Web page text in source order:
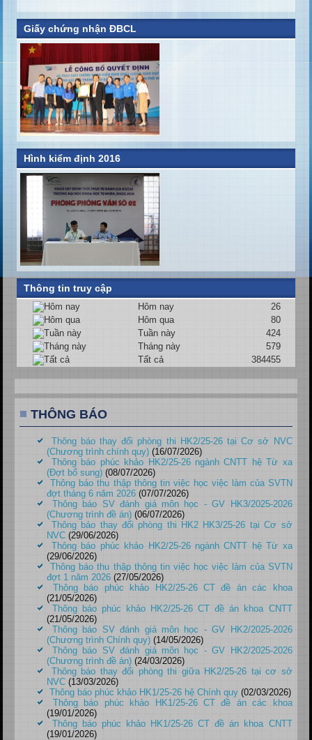
Giấy chứng nhận ĐBCL
Hình kiểm định 2016
Thông tin truy cập
Hôm nay
26
Hôm qua
80
Tuần này
424
Tháng này
579
Tất cả
384455
THÔNG BÁO
Thông báo thay đổi phòng thi HK2/25-26 tại Cơ sở NVC
(Chương trình chính quy) (16/07/2026)
Thông báo phúc khảo HK2/25-26 ngành CNTT hệ Từ xa
(Đợt bổ sung) (08/07/2026)
Thông báo thu thập thông tin việc học việc làm của SVTN
đợt tháng 6 năm 2026 (07/07/2026)
Thông báo SV đánh giá môn học - GV HK3/2025-2026
(Chương trình đề án) (06/07/2026)
Thông báo thay đổi phòng thi HK2 HK3/25-26 tại Cơ sở
NVC (29/06/2026)
Thông báo phúc khảo HK2/25-26 ngành CNTT hệ Từ xa
(29/06/2026)
Thông báo thu thập thông tin việc học việc làm của SVTN
đợt 1 năm 2026 (27/05/2026)
Thông báo phúc khảo HK2/25-26 CT đề án các khoa
(21/05/2026)
Thông báo phúc khảo HK2/25-26 CT đề án khoa CNTT
(21/05/2026)
Thông báo SV đánh giá môn học - GV HK2/2025-2026
(Chương trình Chính quy) (14/05/2026)
Thông báo SV đánh giá môn học - GV HK2/2025-2026
(Chương trình đề án) (24/03/2026)
Thông báo thay đổi phòng thi giữa HK2/25-26 tại cơ sở
NVC (13/03/2026)
Thông báo phúc khảo HK1/25-26 hệ Chính quy (02/03/2026)
Thông báo phúc khảo HK1/25-26 CT đề án các khoa
(19/01/2026)
Thông báo phúc khảo HK1/25-26 CT đề án khoa CNTT
(19/01/2026)